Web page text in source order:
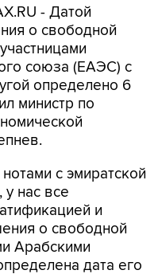
союза (ЕАЭС) с
определено 6
министр по
с эмиратской
и
о свободной
Арабскими
дата его
2026 года", -
Ате, где 6-7